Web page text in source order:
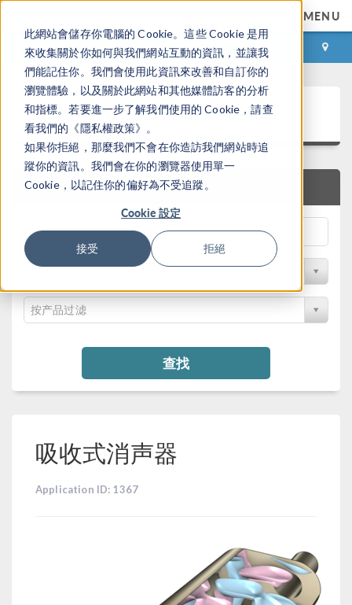
此網站會儲存你電腦的 Cookie。這些 Cookie 是用
來收集關於你如何與我們網站互動的資訊，並讓我
們能記住你。我們會使用此資訊來改善和自訂你的
瀏覽體驗，以及關於此網站和其他媒體訪客的分析
和指標。若要進一步了解我們使用的 Cookie，請查
看我們的《隱私權政策》。
如果你拒絕，那麼我們不會在你造訪我們網站時追
蹤你的資訊。我們會在你的瀏覽器使用單一
Cookie，以記住你的偏好為不受追蹤。
Cookie 設定
接受 拒絕
MENU
登录 咨询与购买
案例下载
快速搜索
按学科过滤
按产品过滤
查找
吸收式消声器
Application ID: 1367